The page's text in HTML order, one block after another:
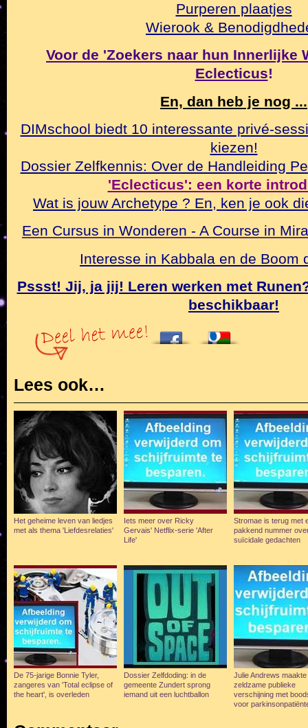
Purperen plaatjes
Wierook &
Voor de 'Zoekers naar hun Innerlijke
Eclecticus!
En, dan heb je nog ...
DIMschool biedt 10 interessante privé-
kiezen!
Dossier Zelfkennis: Over de Handleiding
'Eclecticus': een korte
Wat is jouw Archetype ? En, ken je ook
Een Cursus in Wonderen - A Course in
Interesse in Kabbala en de Boom
Pssst! Jij, ja jij! Leren werken met
beschikbaar!
Lees ook…
Het geheime leven van liedjes
met als thema 'Liefdesrelaties'
Iets meer over Ricky
Gervais' Netflix-serie 'After
Life'
Stromae is terug met
pakkend nummer
suïcidale gedachten
De 75-jarige Bonnie Tyler,
zangeres van 'Total eclipse of
the heart', is overleden
Dossier Zelfdoding: in de
gemeente Zundert sprong
iemand uit een luchtballon
Julie Andrews maakte
zeldzame publieke
verschijning met
voor